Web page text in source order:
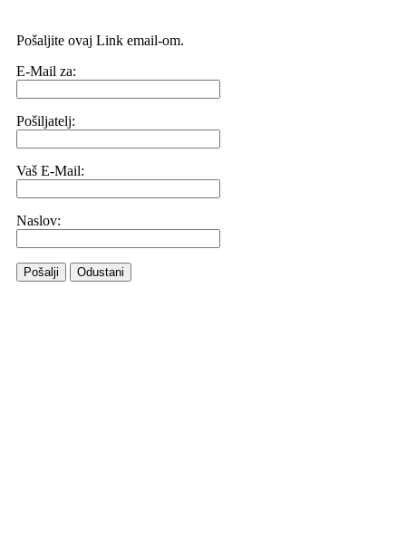
Pošaljite ovaj Link email-om.
E-Mail za:
Pošiljatelj:
Vaš E-Mail:
Naslov:
Pošalji Odustani